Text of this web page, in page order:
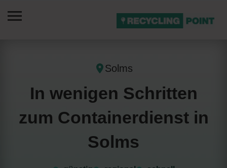
Solms
In wenigen Schritten
zum Containerdienst in
Solms